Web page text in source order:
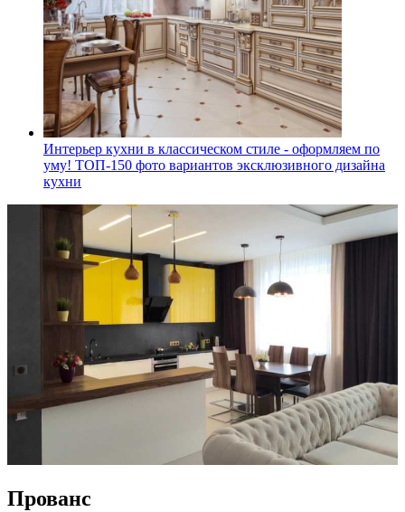
Интерьер кухни в классическом стиле - оформляем по
уму! ТОП-150 фото вариантов эксклюзивного дизайна
кухни
Прованс